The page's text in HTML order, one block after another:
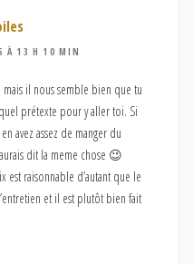
À 13 H 10 MIN
il nous semble bien que tu
prétexte pour y aller toi. Si
avez assez de manger du
dit la meme chose 😉
est raisonnable d’autant que le
et il est plutôt bien fait